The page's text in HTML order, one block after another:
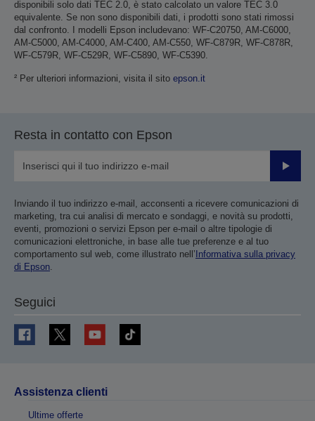
disponibili solo dati TEC 2.0, è stato calcolato un valore TEC 3.0
equivalente. Se non sono disponibili dati, i prodotti sono stati rimossi
dal confronto. I modelli Epson includevano: WF-C20750, AM-C6000,
AM-C5000, AM-C4000, AM-C400, AM-C550, WF-C879R, WF-C878R,
WF-C579R, WF-C529R, WF-C5890, WF-C5390.
² Per ulteriori informazioni, visita il sito epson.it
Resta in contatto con Epson
Invia
Inviando il tuo indirizzo e-mail, acconsenti a ricevere comunicazioni di
marketing, tra cui analisi di mercato e sondaggi, e novità su prodotti,
eventi, promozioni o servizi Epson per e-mail o altre tipologie di
comunicazioni elettroniche, in base alle tue preferenze e al tuo
comportamento sul web, come illustrato nell’ Informativa sulla privacy
di Epson.
Seguici
Assistenza clienti
Ultime offerte